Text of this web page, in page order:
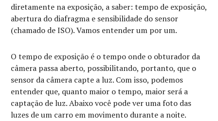
diretamente na exposição, a saber: tempo de exposição,
abertura do diafragma e sensibilidade do sensor
(chamado de ISO). Vamos entender um por um.
O tempo de exposição é o tempo onde o obturador da
câmera passa aberto, possibilitando, portanto, que o
sensor da câmera capte a luz. Com isso, podemos
entender que, quanto maior o tempo, maior será a
captação de luz. Abaixo você pode ver uma foto das
luzes de um carro em movimento durante a noite.